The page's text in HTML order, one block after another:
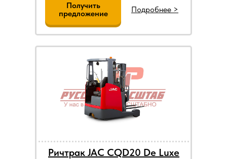
Подробнее >
Получить
предложение
Ричтрак JAC CQD20 De Luxe